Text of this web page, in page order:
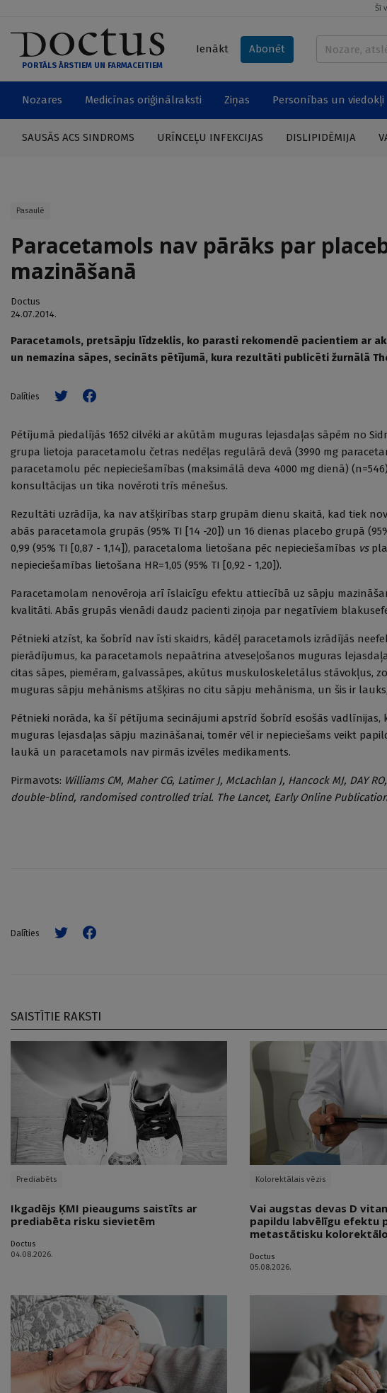
Šī
PORTĀLS ĀRSTIEM UN FARMACEITIEM
Ienākt Abonēt
Nozares Medicīnas oriģinālraksti Ziņas Personības un viedokļi
SAUSĀS ACS SINDROMS URĪNCEĻU INFEKCIJAS DISLIPIDĒMIJA
Pasaulē
Paracetamols nav pārāks par
mazināšanā
Doctus
24.07.2014.
Paracetamols, pretsāpju līdzeklis, ko parasti rekomendē pacientiem ar
un nemazina sāpes, secināts pētījumā, kura rezultāti publicēti žurnālā
Dalīties
Pētījumā piedalījās 1652 cilvēki ar akūtām muguras lejasdaļas sāpēm no
grupa lietoja paracetamolu četras nedēļas regulārā devā (3990 mg
paracetamolu pēc nepieciešamības (maksimālā deva 4000 mg dienā)
konsultācijas un tika novēroti trīs mēnešus.
Rezultāti uzrādīja, ka nav atšķirības starp grupām dienu skaitā, kad tiek
abās paracetamola grupās (95% TI [14 -20]) un 16 dienas placebo grupā
0,99 (95% TI [0,87 - 1,14]), paracetaloma lietošana pēc nepieciešamības vs
nepieciešamības lietošana HR=1,05 (95% TI [0,92 - 1,20]).
Paracetamolam nenovēroja arī īslaicīgu efektu attiecībā uz sāpju
kvalitāti. Abās grupās vienādi daudz pacienti ziņoja par negatīviem
Pētnieki atzīst, ka šobrīd nav īsti skaidrs, kādēļ paracetamols izrādījās
pierādījumus, ka paracetamols nepaātrina atveseļošanos muguras
citas sāpes, piemēram, galvassāpes, akūtus muskuloskeletālus stāvokļus,
muguras sāpju mehānisms atšķiras no citu sāpju mehānisma, un šis ir
Pētnieki norāda, ka šī pētījuma secinājumi apstrīd šobrīd esošās
muguras lejasdaļas sāpju mazināšanai, tomēr vēl ir nepieciešams veikt
laukā un paracetamols nav pirmās izvēles medikaments.
Pirmavots: Williams CM, Maher CG, Latimer J, McLachlan J, Hancock MJ, DAY
double-blind, randomised controlled trial. The Lancet, Early Online
Dalīties
SAISTĪTIE RAKSTI
Prediabēts
Ikgadējs ĶMI pieaugums saistīts ar
prediabēta risku sievietēm
Doctus
04.08.2026.
Kolorektālais vēzis
Vai augstas devas D
papildu labvēlīgu efektu
metastātisku
Doctus
05.08.2026.